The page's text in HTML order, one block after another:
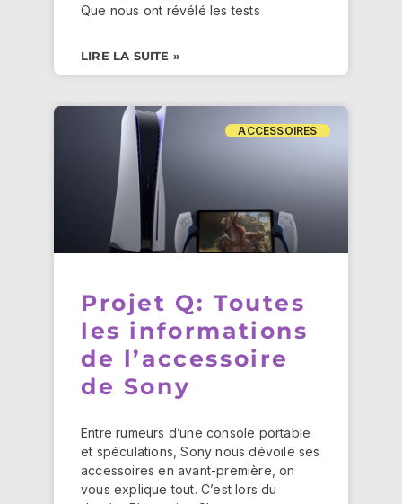
Que nous ont révélé les tests
LIRE LA SUITE »
ACCESSOIRES
Projet Q: Toutes
les informations
de l’accessoire
de Sony
Entre rumeurs d’une console portable
et spéculations, Sony nous dévoile ses
accessoires en avant-première, on
vous explique tout. C’est lors du